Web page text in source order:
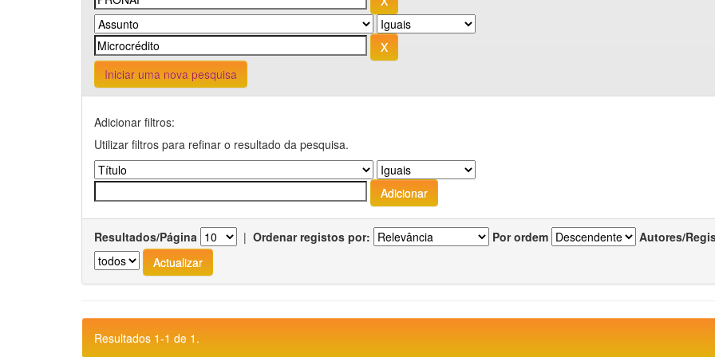
Iniciar uma nova pesquisa
Adicionar filtros:
Utilizar filtros para refinar o resultado da pesquisa.
Resultados/Página | Ordenar registos por: Por ordem Autores/
Resultados 1-1 de 1.